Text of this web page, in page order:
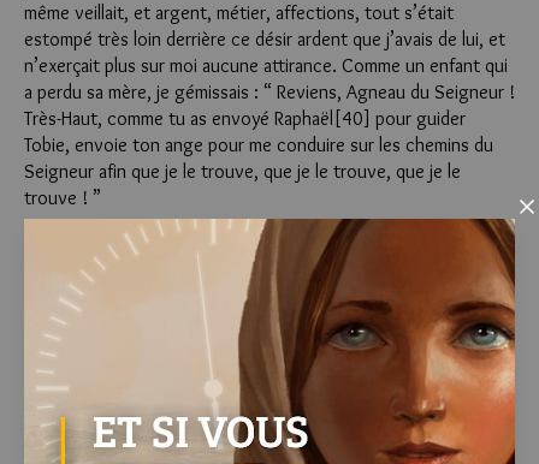
même veillait, et argent, métier, affections, tout s’était
estompé très loin derrière ce désir ardent que j’avais de lui, et
n’exerçait plus sur moi aucune attirance. Comme un enfant qui
a perdu sa mère, je gémissais : “ Reviens, Agneau du Seigneur !
Très-Haut, comme tu as envoyé Raphaël[40] pour guider
Tobie, envoie ton ange pour me conduire sur les chemins du
Seigneur afin que je le trouve, que je le trouve, que je le
trouve ! ”
Pourtant, quand il apparut, venant du désert, après des
dizaines de jours[41] d’inutile attente, de recherches
anxieuses qui, par leur inutilité, rendaient plus douloureuse la
perte de notre Jean arrêté une première fois, moi, je ne l’ai pas
immédiatement reconnu.
Et ici, mes frères dans le Seigneur, je veux vous enseigner une
autre voie pour aller à lui et le reconnaître.
Pierre a dit qu’il faut foi et humilité pour le reconnaître. Simon